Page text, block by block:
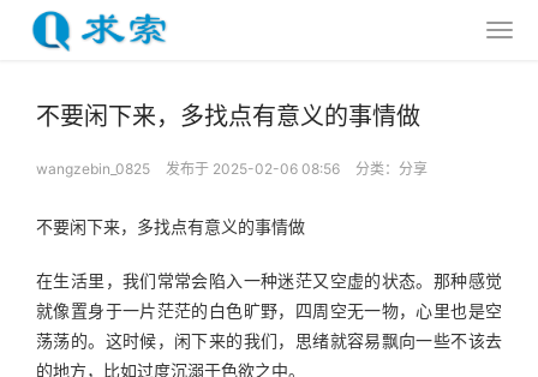
不要闲下来，多找点有意义的事情做
wangzebin_0825 发布于 2025-02-06 08:56 分类： 分享
不要闲下来，多找点有意义的事情做
在生活里，我们常常会陷入一种迷茫又空虚的状态。那种感觉
就像置身于一片茫茫的白色旷野，四周空无一物，心里也是空
荡荡的。这时候，闲下来的我们，思绪就容易飘向一些不该去
的地方，比如过度沉溺于色欲之中。